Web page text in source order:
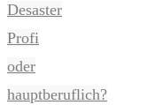
Desaster
Profi
oder
hauptberuflich?